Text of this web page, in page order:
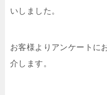
いしました。
お客様よりアンケートに
介します。